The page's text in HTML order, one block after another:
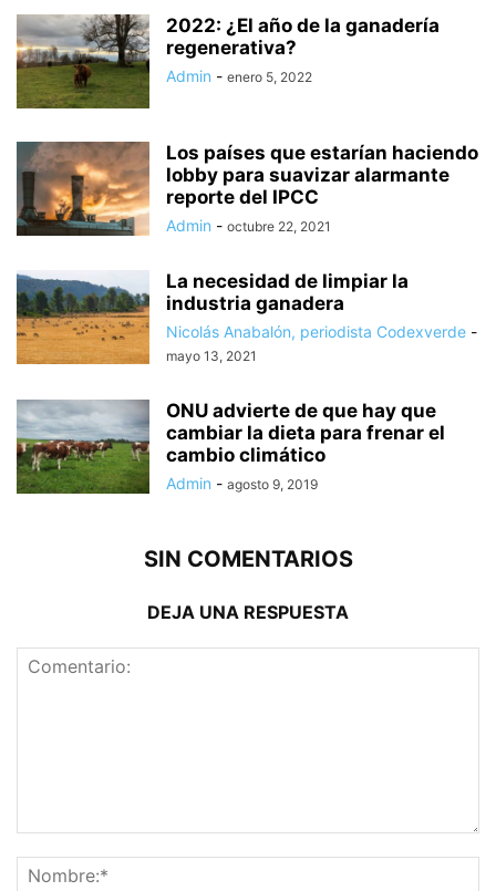
2022: ¿El año de la ganadería
regenerativa?
Admin - enero 5, 2022
Los países que estarían haciendo
lobby para suavizar alarmante
reporte del IPCC
Admin - octubre 22, 2021
La necesidad de limpiar la
industria ganadera
Nicolás Anabalón, periodista Codexverde -
mayo 13, 2021
ONU advierte de que hay que
cambiar la dieta para frenar el
cambio climático
Admin - agosto 9, 2019
SIN COMENTARIOS
DEJA UNA RESPUESTA